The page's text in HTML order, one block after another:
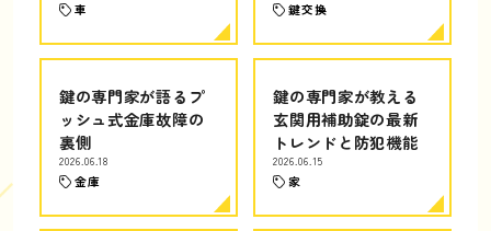
車 鍵交換
鍵の専門家が語るプ
ッシュ式金庫故障の
裏側
2026.06.18
金庫
鍵の専門家が教える
玄関用補助錠の最新
トレンドと防犯機能
2026.06.15
家